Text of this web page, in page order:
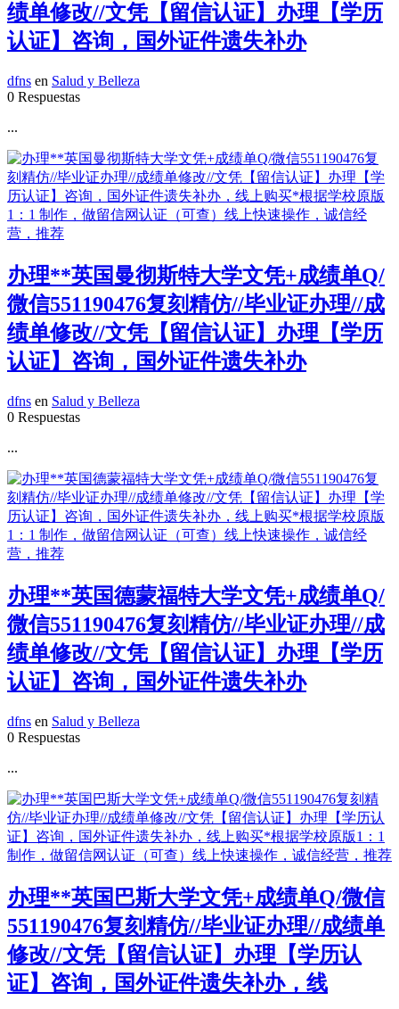
绩单修改//文凭【留信认证】办理【学历
认证】咨询，国外证件遗失补办
dfns en Salud y Belleza
0 Respuestas
...
办理**英国曼彻斯特大学文凭+成绩单Q/
微信551190476复刻精仿//毕业证办理//成
绩单修改//文凭【留信认证】办理【学历
认证】咨询，国外证件遗失补办
dfns en Salud y Belleza
0 Respuestas
...
办理**英国德蒙福特大学文凭+成绩单Q/
微信551190476复刻精仿//毕业证办理//成
绩单修改//文凭【留信认证】办理【学历
认证】咨询，国外证件遗失补办
dfns en Salud y Belleza
0 Respuestas
...
办理**英国巴斯大学文凭+成绩单Q/微信
551190476复刻精仿//毕业证办理//成绩单
修改//文凭【留信认证】办理【学历认
证】咨询，国外证件遗失补办，线